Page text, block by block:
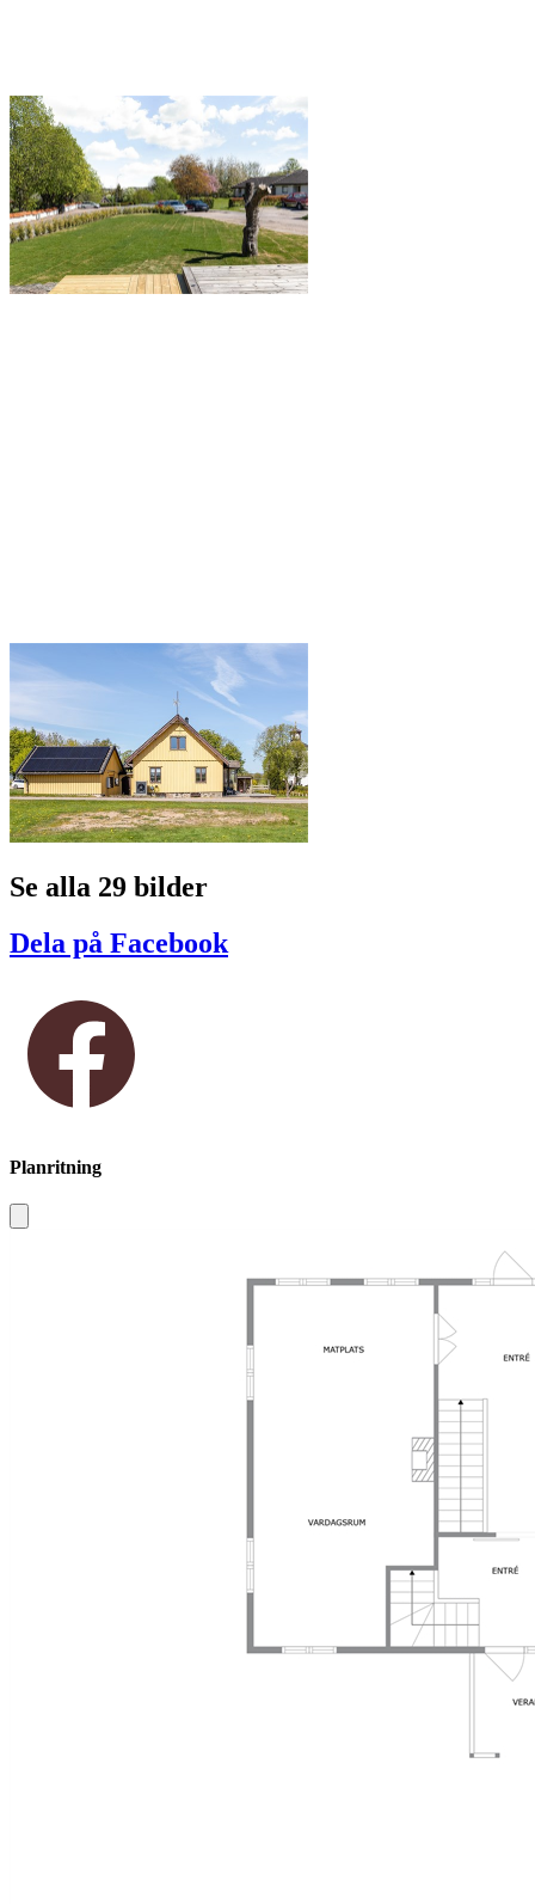
Se alla 29 bilder
Dela på Facebook
Planritning